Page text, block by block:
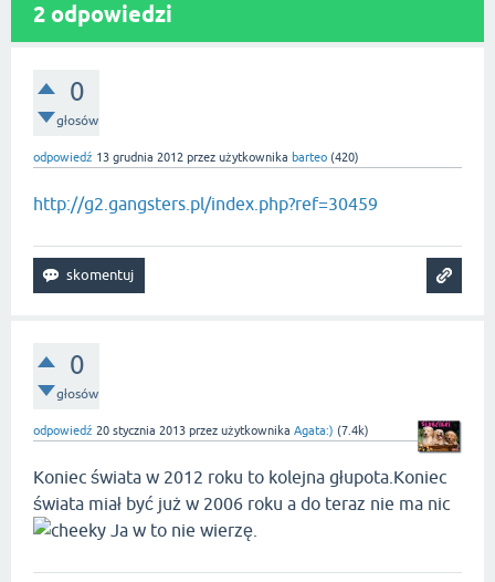
2 odpowiedzi
0
głosów
odpowiedź 13 grudnia 2012 przez użytkownika barteo (420)
http://g2.gangsters.pl/index.php?ref=30459
0
głosów
odpowiedź 20 stycznia 2013 przez użytkownika Agata:) (7.4k)
Koniec świata w 2012 roku to kolejna głupota.Koniec
świata miał być już w 2006 roku a do teraz nie ma nic
Ja w to nie wierzę.